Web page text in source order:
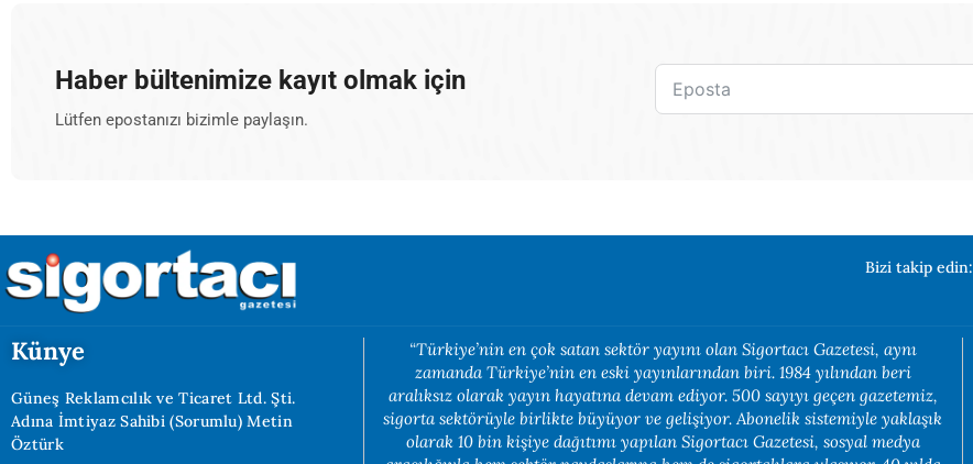
Haber bültenimize kayıt olmak için
Lütfen epostanızı bizimle paylaşın.
Bizi takip edin:
Künye
Güneş Reklamcılık ve Ticaret Ltd. Şti.
Adına İmtiyaz Sahibi (Sorumlu) Metin
Öztürk
“Türkiye’nin en çok satan sektör yayını olan Sigortacı Gazetesi, aynı
zamanda Türkiye’nin en eski yayınlarından biri. 1984 yılından beri
aralıksız olarak yayın hayatına devam ediyor. 500 sayıyı geçen gazetemiz,
sigorta sektörüyle birlikte büyüyor ve gelişiyor. Abonelik sistemiyle yaklaşık
olarak 10 bin kişiye dağıtımı yapılan Sigortacı Gazetesi, sosyal medya